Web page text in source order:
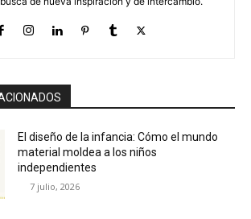
El diseño de la infancia: Cómo el mundo
material moldea a los niños
independientes
7 julio, 2026